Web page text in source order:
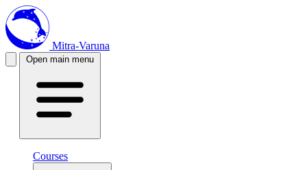
Mitra-Varuna
Open main menu
Courses